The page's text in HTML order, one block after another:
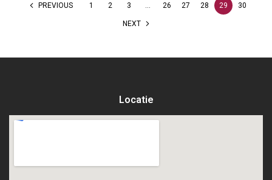
PREVIOUS 1 2 3 … 26 27 28 29 30
NEXT
Locatie